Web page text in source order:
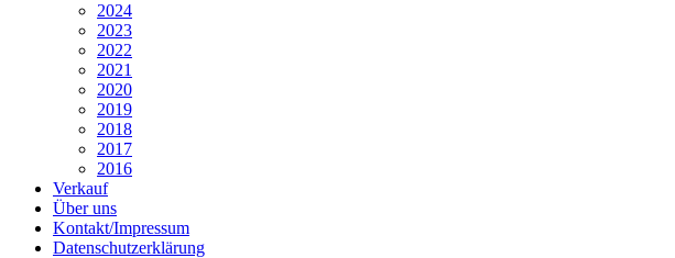
2024
2023
2022
2021
2020
2019
2018
2017
2016
Verkauf
Über uns
Kontakt/Impressum
Datenschutzerklärung